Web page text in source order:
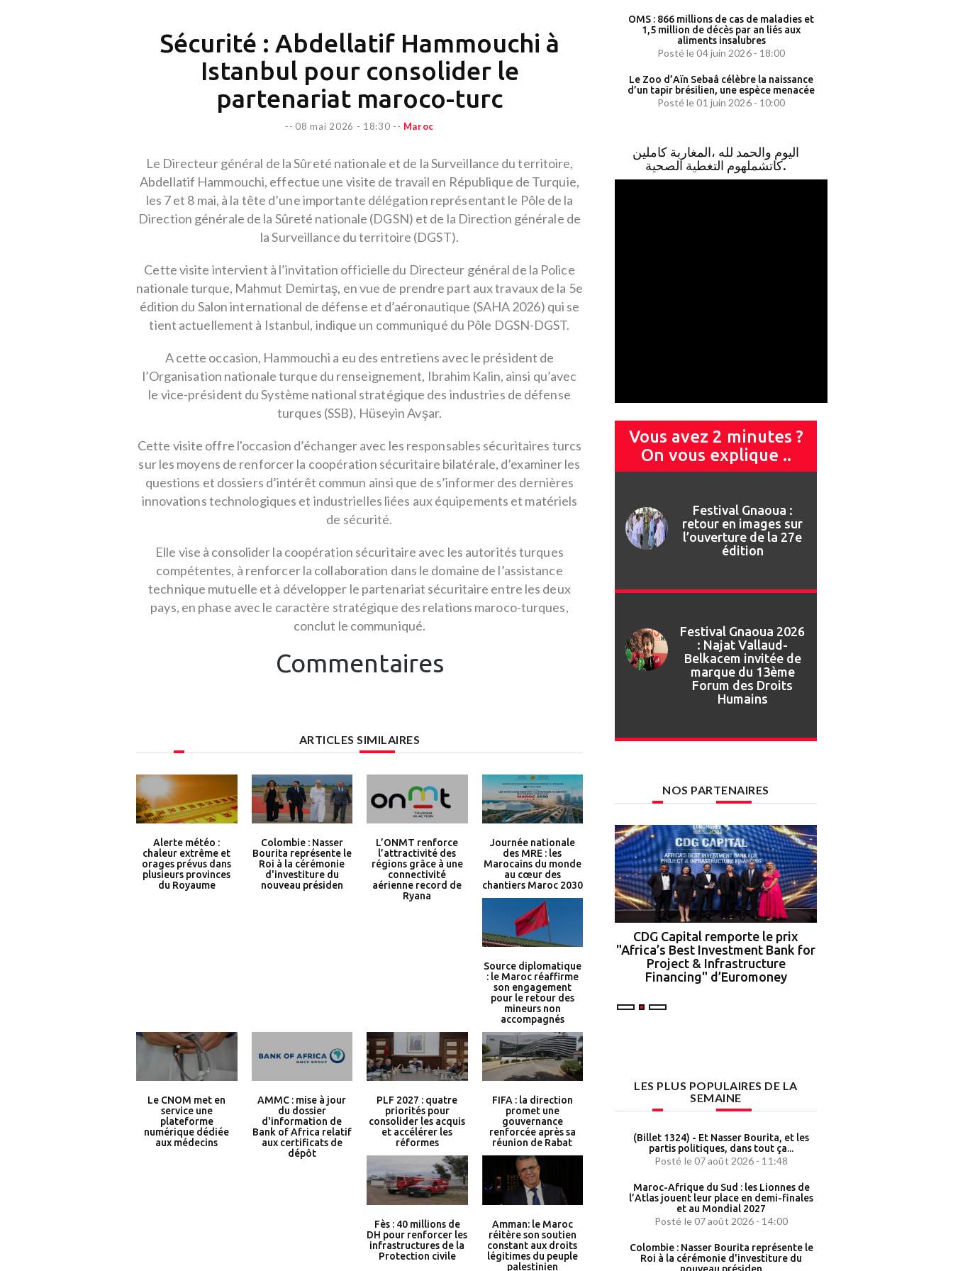
Sécurité : Abdellatif Hammouchi à
Istanbul pour consolider le
partenariat maroco-turc
-- 08 mai 2026 - 18:30 -- Maroc
Le Directeur général de la Sûreté nationale et de la Surveillance du territoire,
Abdellatif Hammouchi, effectue une visite de travail en République de Turquie,
les 7 et 8 mai, à la tête d’une importante délégation représentant le Pôle de la
Direction générale de la Sûreté nationale (DGSN) et de la Direction générale de
la Surveillance du territoire (DGST).
Cette visite intervient à l’invitation officielle du Directeur général de la Police
nationale turque, Mahmut Demirtaş, en vue de prendre part aux travaux de la 5e
édition du Salon international de défense et d’aéronautique (SAHA 2026) qui se
tient actuellement à Istanbul, indique un communiqué du Pôle DGSN-DGST.
A cette occasion, Hammouchi a eu des entretiens avec le président de
l’Organisation nationale turque du renseignement, Ibrahim Kalin, ainsi qu’avec
le vice-président du Système national stratégique des industries de défense
turques (SSB), Hüseyin Avşar.
Cette visite offre l'occasion d’échanger avec les responsables sécuritaires turcs
sur les moyens de renforcer la coopération sécuritaire bilatérale, d’examiner les
questions et dossiers d’intérêt commun ainsi que de s’informer des dernières
innovations technologiques et industrielles liées aux équipements et matériels
de sécurité.
Elle vise à consolider la coopération sécuritaire avec les autorités turques
compétentes, à renforcer la collaboration dans le domaine de l’assistance
technique mutuelle et à développer le partenariat sécuritaire entre les deux
pays, en phase avec le caractère stratégique des relations maroco-turques,
conclut le communiqué.
Commentaires
ARTICLES SIMILAIRES
Alerte météo :
chaleur extrême et
orages prévus dans
plusieurs provinces
du Royaume
Colombie : Nasser
Bourita représente le
Roi à la cérémonie
d'investiture du
nouveau présiden
L’ONMT renforce
l’attractivité des
régions grâce à une
connectivité
aérienne record de
Ryana
Journée nationale
des MRE : les
Marocains du monde
au cœur des
chantiers Maroc 2030
Source diplomatique
: le Maroc réaffirme
son engagement
pour le retour des
mineurs non
accompagnés
Le CNOM met en
service une
plateforme
numérique dédiée
aux médecins
AMMC : mise à jour
du dossier
d'information de
Bank of Africa relatif
aux certificats de
dépôt
PLF 2027 : quatre
priorités pour
consolider les acquis
et accélérer les
réformes
FIFA : la direction
promet une
gouvernance
renforcée après sa
réunion de Rabat
Fès : 40 millions de
DH pour renforcer les
infrastructures de la
Protection civile
Amman: le Maroc
réitère son soutien
constant aux droits
légitimes du peuple
palestinien
OMS : 866 millions de cas de maladies et
1,5 million de décès par an liés aux
aliments insalubres
Posté le 04 juin 2026 - 18:00
Le Zoo d’Aïn Sebaâ célèbre la naissance
d’un tapir brésilien, une espèce menacée
Posté le 01 juin 2026 - 10:00
اليوم والحمد لله ،المغاربة كاملين
كاتشملهوم التغطية الصحية.
Vous avez 2 minutes ?
On vous explique ..
Festival Gnaoua 2026
: Najat Vallaud-
Belkacem invitée de
marque du 13ème
Festival Gnaoua :
retour en images sur
l’ouverture de la 27e
édition
NOS PARTENAIRES
Rabat : le campus de l'UM6P
accueille la 2ᵉ cohorte du
programme LEAD
CDG Capital remporte le prix
"Africa’s Best Investment Bank for
Project & Infrastructure
Financing" d’Euromoney
LES PLUS POPULAIRES DE LA
SEMAINE
(Billet 1324) - Et Nasser Bourita, et les
partis politiques, dans tout ça...
Posté le 07 août 2026 - 11:48
Maroc-Afrique du Sud : les Lionnes de
l’Atlas jouent leur place en demi-finales
et au Mondial 2027
Posté le 07 août 2026 - 14:00
Colombie : Nasser Bourita représente le
Roi à la cérémonie d'investiture du